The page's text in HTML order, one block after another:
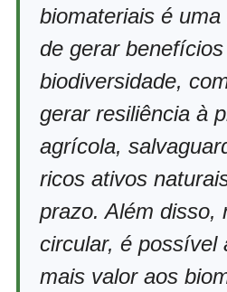
biomateriais é
de gerar
biodiversidade,
gerar resiliência à
agrícola,
ricos ativos
prazo. Além disso,
circular, é possível
mais valor aos